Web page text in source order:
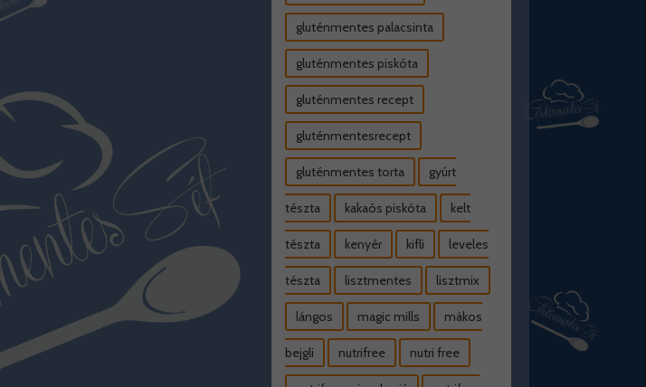
gluténmentes palacsinta
gluténmentes piskóta
gluténmentes recept
gluténmentesrecept
gluténmentes torta gyúrt
tészta kakaós piskóta kelt
tészta kenyér kifli leveles
tészta lisztmentes lisztmix
lángos magic mills mákos
bejgli nutrifree nutri free